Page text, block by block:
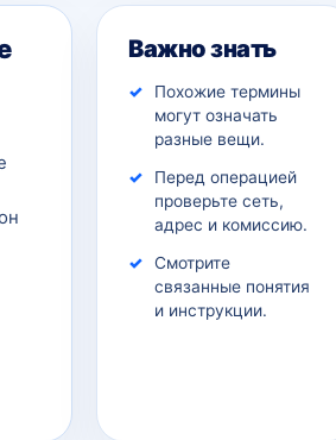
Важно знать
Похожие термины
могут означать
разные вещи.
Перед операцией
проверьте сеть,
адрес и комиссию.
Смотрите
связанные понятия
и инструкции.